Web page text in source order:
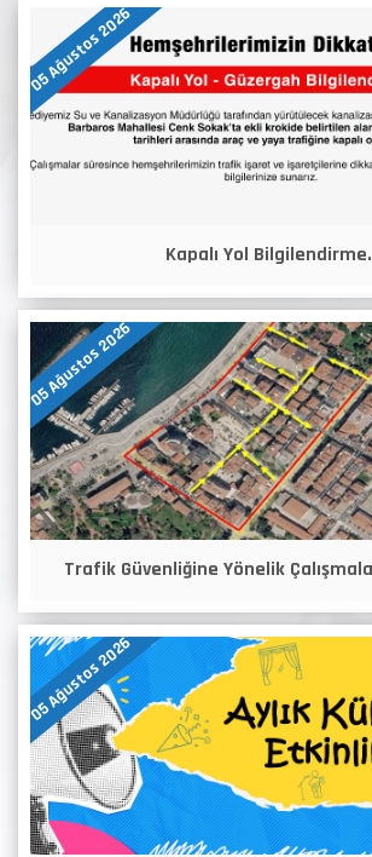
05 Ağustos 2026
Kapalı Yol
05 Ağustos 2026
Trafik Güvenliğine Yönelik
05 Ağustos 2026